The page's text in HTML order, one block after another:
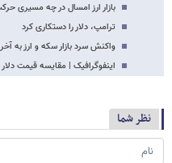
بازار ارز امسال در چه مسیری
ترامپ، دلار را دستکاری کرد
واکنش سرد بازار سکه و ارز به
اینفوگرافیک | مقایسه قیمت
نظر شما